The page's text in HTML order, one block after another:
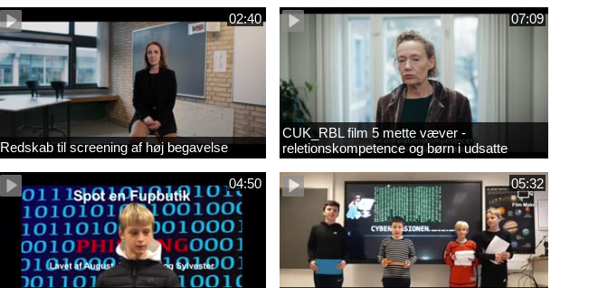
02:40
Redskab til screening af høj begavelse
07:09
CUK_RBL film 5 mette væver -
reletionskompetence og børn i udsatte
positioner.
04:50 05:32